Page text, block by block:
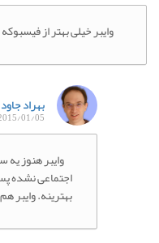
وایبر خیلی بهتر از
بهراد جاود
01/05 14:58
وایبر هنوز
اجتماعی نشده
بهترینه. وایبر هم IM خوبیه ولی نمیشه بهش گفت بهترین